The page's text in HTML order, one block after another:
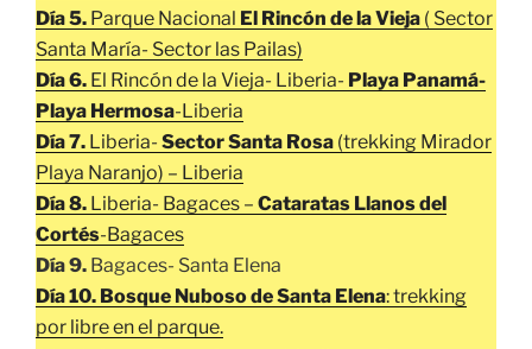
Día 5. Parque Nacional El Rincón de la Vieja ( Sector
Santa María- Sector las Pailas)
Día 6. El Rincón de la Vieja- Liberia- Playa Panamá-
Playa Hermosa-Liberia
Día 7. Liberia- Sector Santa Rosa (trekking Mirador
Playa Naranjo) – Liberia
Día 8. Liberia- Bagaces – Cataratas Llanos del
Cortés-Bagaces
Día 9. Bagaces- Santa Elena
Día 10. Bosque Nuboso de Santa Elena: trekking
por libre en el parque.